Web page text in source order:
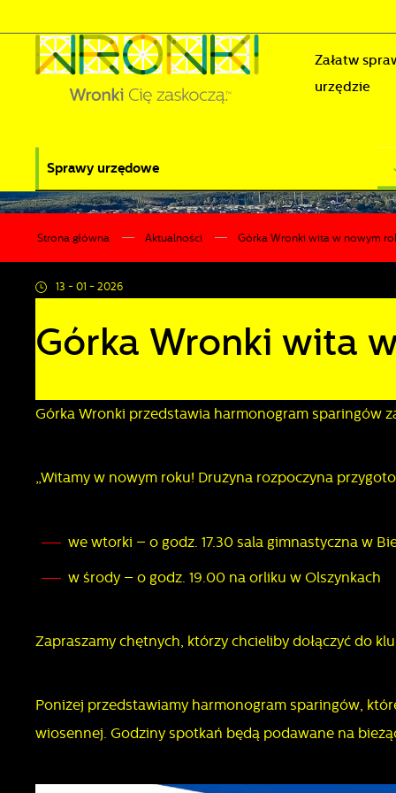
Załatw
urzędzie
Sprawy urzędowe
Strona główna Aktualności Górka Wronki wita w nowym
13 - 01 - 2026
Górka Wronki wita
Górka Wronki przedstawia harmonogram sparingów
„Witamy w nowym roku! Drużyna rozpoczyna
we wtorki – o godz. 17.30 sala gimnastyczna w
w środy – o godz. 19.00 na orliku w Olszynkach
Zapraszamy chętnych, którzy chcieliby dołączyć do
Poniżej przedstawiamy harmonogram sparingów,
wiosennej. Godziny spotkań będą podawane na